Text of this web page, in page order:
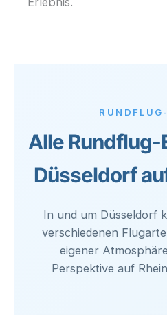
Alle
Düsseldorf
In und um Düsseldorf
verschiedenen
eigener
Perspektive auf